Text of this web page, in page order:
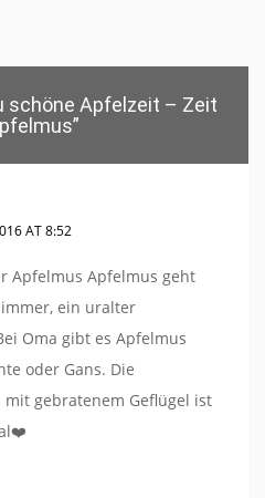
schöne Apfelzeit – Zeit
”
AT 8:52
Apfelmus Apfelmus geht
ein uralter
Oma gibt es Apfelmus
oder Gans. Die
mit gebratenem Geflügel ist